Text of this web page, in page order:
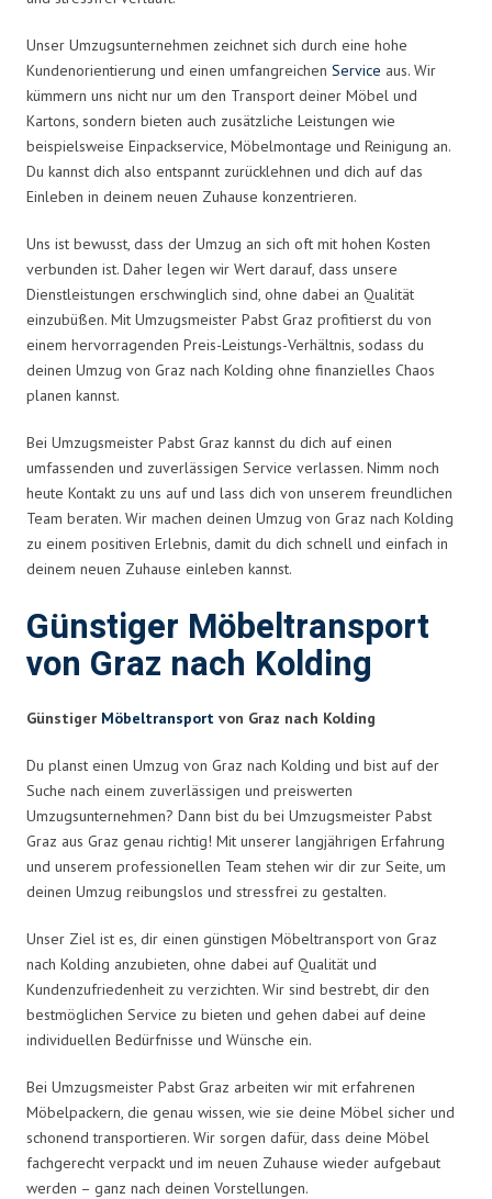
Unser Umzugsunternehmen zeichnet sich durch eine hohe
Kundenorientierung und einen umfangreichen Service aus. Wir
kümmern uns nicht nur um den Transport deiner Möbel und
Kartons, sondern bieten auch zusätzliche Leistungen wie
beispielsweise Einpackservice, Möbelmontage und Reinigung an.
Du kannst dich also entspannt zurücklehnen und dich auf das
Einleben in deinem neuen Zuhause konzentrieren.
Uns ist bewusst, dass der Umzug an sich oft mit hohen Kosten
verbunden ist. Daher legen wir Wert darauf, dass unsere
Dienstleistungen erschwinglich sind, ohne dabei an Qualität
einzubüßen. Mit Umzugsmeister Pabst Graz profitierst du von
einem hervorragenden Preis-Leistungs-Verhältnis, sodass du
deinen Umzug von Graz nach Kolding ohne finanzielles Chaos
planen kannst.
Bei Umzugsmeister Pabst Graz kannst du dich auf einen
umfassenden und zuverlässigen Service verlassen. Nimm noch
heute Kontakt zu uns auf und lass dich von unserem freundlichen
Team beraten. Wir machen deinen Umzug von Graz nach Kolding
zu einem positiven Erlebnis, damit du dich schnell und einfach in
deinem neuen Zuhause einleben kannst.
Günstiger Möbeltransport
von Graz nach Kolding
Günstiger Möbeltransport von Graz nach Kolding
Du planst einen Umzug von Graz nach Kolding und bist auf der
Suche nach einem zuverlässigen und preiswerten
Umzugsunternehmen? Dann bist du bei Umzugsmeister Pabst
Graz aus Graz genau richtig! Mit unserer langjährigen Erfahrung
und unserem professionellen Team stehen wir dir zur Seite, um
deinen Umzug reibungslos und stressfrei zu gestalten.
Unser Ziel ist es, dir einen günstigen Möbeltransport von Graz
nach Kolding anzubieten, ohne dabei auf Qualität und
Kundenzufriedenheit zu verzichten. Wir sind bestrebt, dir den
bestmöglichen Service zu bieten und gehen dabei auf deine
individuellen Bedürfnisse und Wünsche ein.
Bei Umzugsmeister Pabst Graz arbeiten wir mit erfahrenen
Möbelpackern, die genau wissen, wie sie deine Möbel sicher und
schonend transportieren. Wir sorgen dafür, dass deine Möbel
fachgerecht verpackt und im neuen Zuhause wieder aufgebaut
werden – ganz nach deinen Vorstellungen.